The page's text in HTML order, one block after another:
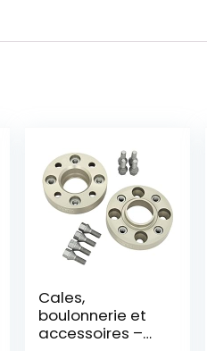
Cales,
boulonnerie et
accessoires –